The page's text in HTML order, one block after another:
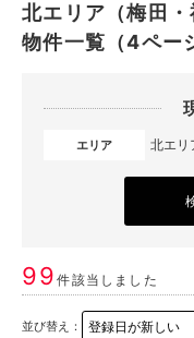
北エリア（梅田
物件一覧（4ペー
エリア 北エリ
99件該当しました
並び替え：